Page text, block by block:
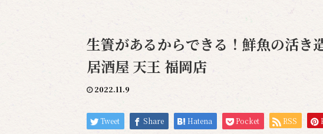
生簀があるからできる！鮮魚の活き
居酒屋 天王 福岡店
2022.11.9
Tweet Share Hatena Pocket RSS